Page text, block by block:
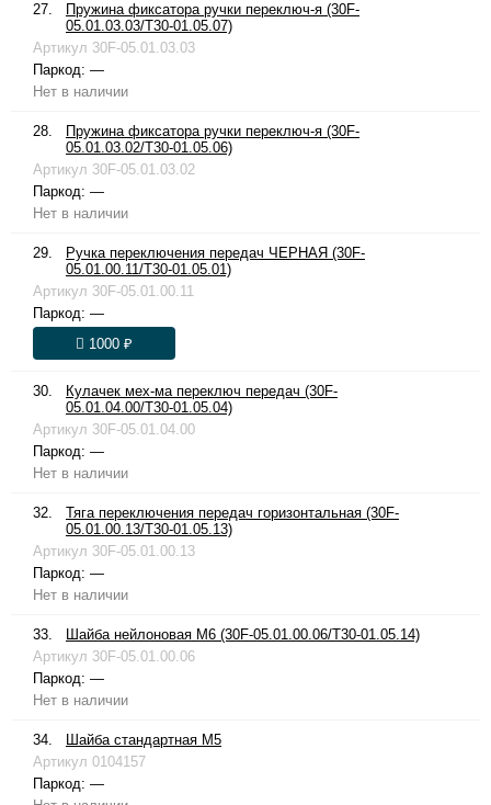
27.
Пружина фиксатора ручки переключ-я (30F-
05.01.03.03/T30-01.05.07)
Артикул 30F-05.01.03.03
Паркод: —
Нет в наличии
28.
Пружина фиксатора ручки переключ-я (30F-
05.01.03.02/T30-01.05.06)
Артикул 30F-05.01.03.02
Паркод: —
Нет в наличии
29.
Ручка переключения передач ЧЕРНАЯ (30F-
05.01.00.11/T30-01.05.01)
Артикул 30F-05.01.00.11
Паркод: —
1000 ₽
30.
Кулачек мех-ма переключ передач (30F-
05.01.04.00/T30-01.05.04)
Артикул 30F-05.01.04.00
Паркод: —
Нет в наличии
32.
Тяга переключения передач горизонтальная (30F-
05.01.00.13/T30-01.05.13)
Артикул 30F-05.01.00.13
Паркод: —
Нет в наличии
33.
Шайба нейлоновая М6 (30F-05.01.00.06/T30-01.05.14)
Артикул 30F-05.01.00.06
Паркод: —
Нет в наличии
34.
Шайба стандартная М5
Артикул 0104157
Паркод: —